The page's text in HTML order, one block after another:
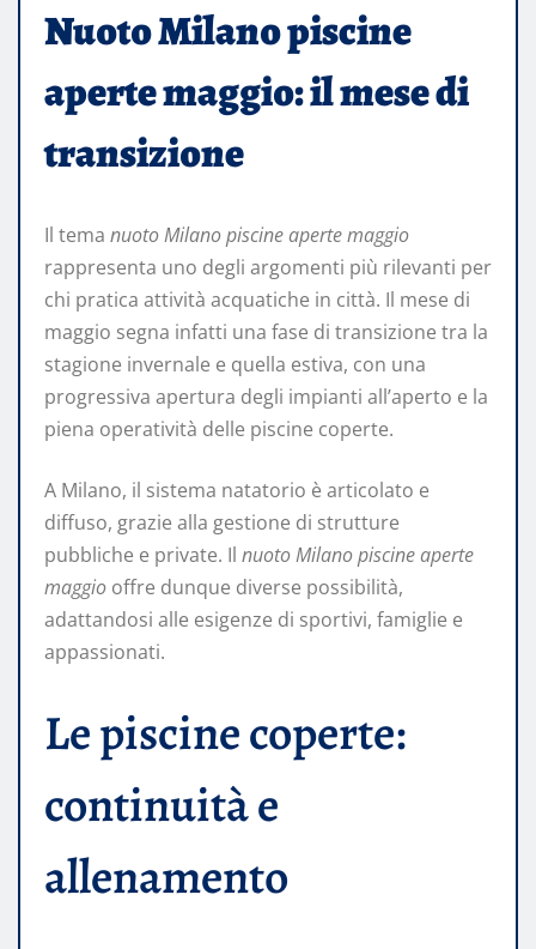
Nuoto Milano piscine
aperte maggio: il mese di
transizione
Il tema nuoto Milano piscine aperte maggio
rappresenta uno degli argomenti più rilevanti per
chi pratica attività acquatiche in città. Il mese di
maggio segna infatti una fase di transizione tra la
stagione invernale e quella estiva, con una
progressiva apertura degli impianti all’aperto e la
piena operatività delle piscine coperte.
A Milano, il sistema natatorio è articolato e
diffuso, grazie alla gestione di strutture
pubbliche e private. Il nuoto Milano piscine aperte
maggio offre dunque diverse possibilità,
adattandosi alle esigenze di sportivi, famiglie e
appassionati.
Le piscine coperte:
continuità e
allenamento